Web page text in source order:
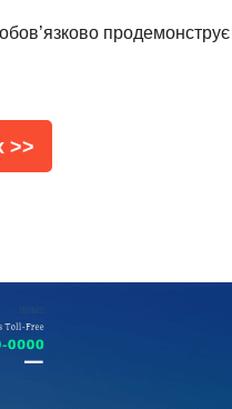
продемонструє
>>